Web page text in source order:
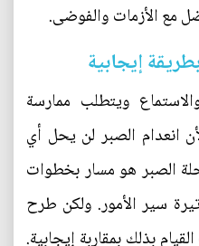
مع الأزمات والفوضى.
إيجابية
ويتطلب ممارسة
الصبر لن يحل أي
الصبر هو مسار بخطوات
سير الأمور. ولكن طرح
بذلك بمقاربة إيجابية.